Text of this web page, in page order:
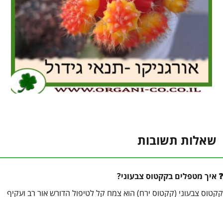
שאלות תשובות
איך מטפלים בקקטוס צבעוני?
קקטוס צבעוני (קקטוס ירח) הוא צמח קל לטיפול הדורש אור רב ועקיף